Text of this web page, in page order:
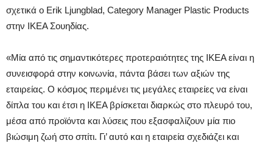
σχετικά ο Erik Ljungblad, Category Manager Plastic Products
στην ΙΚΕΑ Σουηδίας.
«Μία από τις σημαντικότερες προτεραιότητες της ΙΚΕΑ είναι η
συνεισφορά στην κοινωνία, πάντα βάσει των αξιών της
εταιρείας. Ο κόσμος περιμένει τις μεγάλες εταιρείες να είναι
δίπλα του και έτσι η ΙΚΕΑ βρίσκεται διαρκώς στο πλευρό του,
μέσα από προϊόντα και λύσεις που εξασφαλίζουν μία πιο
βιώσιμη ζωή στο σπίτι. Γι’ αυτό και η εταιρεία σχεδιάζει και